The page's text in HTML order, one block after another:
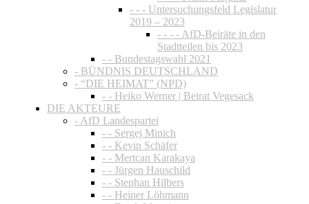
- - - Untersuchungsfeld Legislatur
2019 – 2023
- - - - AfD-Beiräte in den
Stadtteilen bis 2023
- - Bundestagswahl 2021
- BÜNDNIS DEUTSCHLAND
- “DIE HEIMAT” (NPD)
- - Heiko Werner | Beirat Vegesack
DIE AKTEURE
- AfD Landespartei
- - Sergej Minich
- - Kevin Schäfer
- - Mertcan Karakaya
- - Jürgen Hauschild
- - Stephan Hilbers
- - Heiner Löhmann